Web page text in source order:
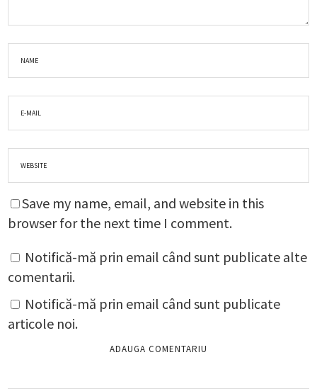
Save my name, email, and website in this
browser for the next time I comment.
Notifică-mă prin email când sunt publicate alte
comentarii.
Notifică-mă prin email când sunt publicate
articole noi.